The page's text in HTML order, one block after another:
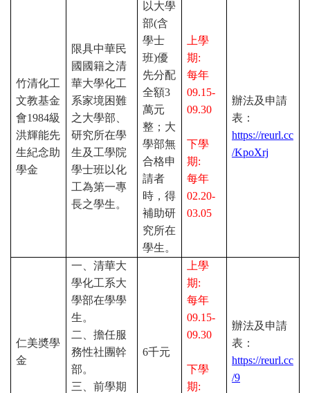
竹清化工
文教基金
會1984級
洪輝能先
生紀念助
學金
限具中華民
國國籍之清
華大學化工
系家境困難
之大學部、
研究所在學
生及工學院
學士班以化
工為第一專
長之學生。
以大學
部(含
學士
班)優
先分配
全額3
萬元
整；大
學部無
合格申
請者
時，得
補助研
究所在
學生。
上學
期:
每年
09.15-
09.30
下學
期:
每年
02.20-
03.05
辦法及申請
表：
https://reurl.cc
/KpoXrj
仁美奬學
金
一、清華大
學化工系大
學部在學學
生。
二、擔任服
務性社團幹
部。
三、前學期
6千元
上學
期:
每年
09.15-
09.30
下學
期:
辦法及申請
表：
https://reurl.cc
/9